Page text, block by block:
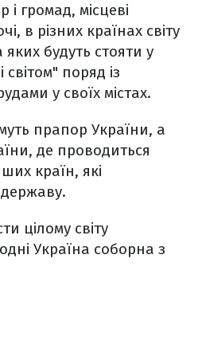
і громад, місцеві
в різних країнах світу
яких будуть стояти у
поряд із
у своїх містах.
прапор України, а
де проводиться
країн, які
цілому світу
Україна соборна з